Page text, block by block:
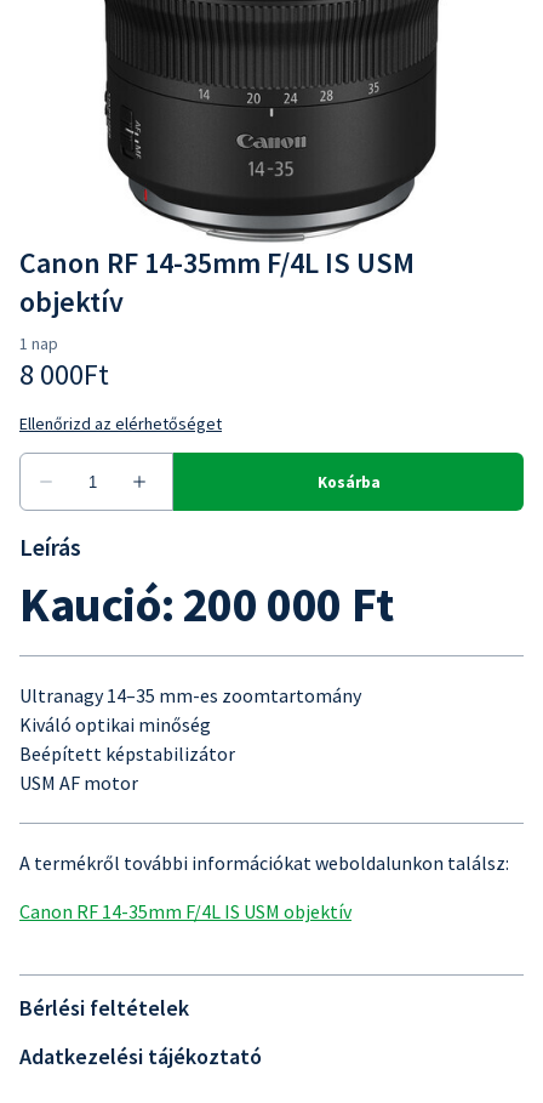
Canon RF 14-35mm F/4L IS USM
objektív
Leírás
Kaució: 200 000 Ft
Ultranagy 14–35 mm-es zoomtartomány
Kiváló optikai minőség
Beépített képstabilizátor
USM AF motor
A termékről további információkat weboldalunkon találsz:
Canon RF 14-35mm F/4L IS USM objektív
Bérlési feltételek
Adatkezelési tájékoztató